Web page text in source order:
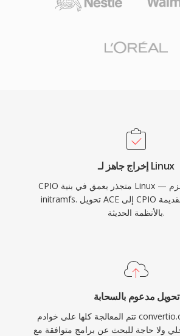
إخراج جاهز لـ Linux
CPIO متجذر بعمق في بنية Linux — من حزم RPM إلى
initramfs. تحويل ACE إلى CPIO يربط البيانات القديمة
بالأنظمة الحديثة.
تحويل مدعوم بالسحابة
تتم المعالجة كلها على خوادم convertio.co. لا ضغط على